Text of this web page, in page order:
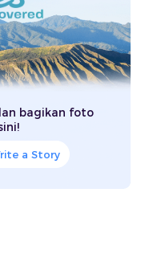
bagikan foto
a Story